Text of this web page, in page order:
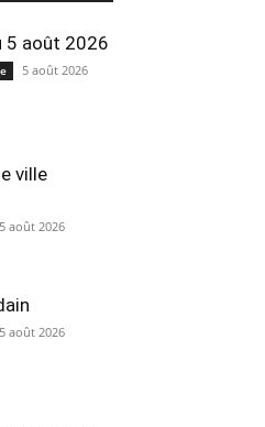
5 août 2026
5 août 2026
ville
5 août 2026
5 août 2026